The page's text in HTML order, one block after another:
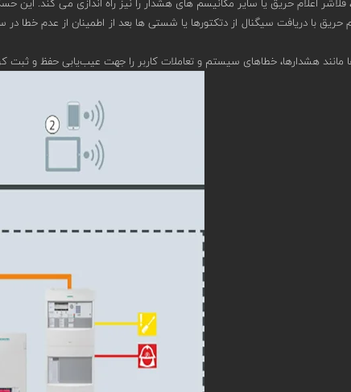
حریق با دریافت سیگنال از دتکتورها یا شستی ها بعد از اطمینان از عدم
مانند هشدارها، خطاهای سیستم و تعاملات کاربر را جهت عیب‌یابی حفظ و ثبت